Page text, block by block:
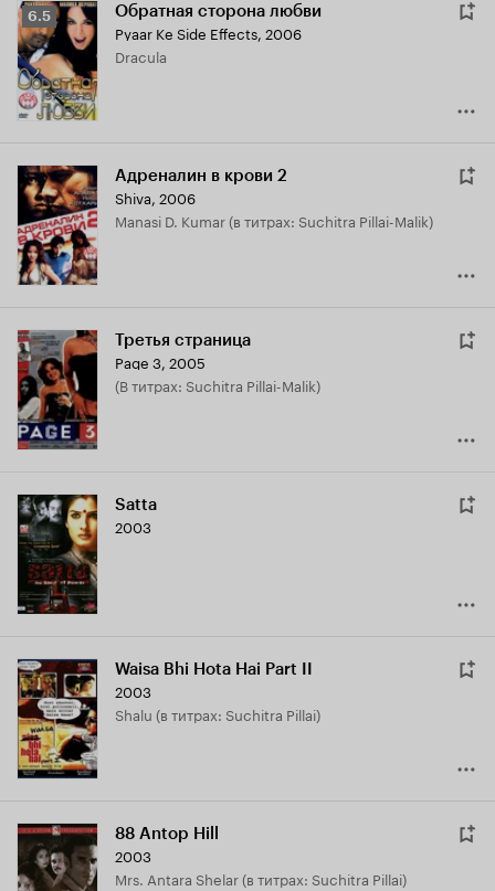
Рейтинг
Кинопоиска
6.5
6.5 Обратная сторона любви
Pyaar Ke Side Effects, 2006
Dracula
Адреналин в крови 2
Shiva, 2006
Manasi D. Kumar (в титрах: Suchitra Pillai-Malik)
Третья страница
Page 3, 2005
(в титрах: Suchitra Pillai-Malik)
Satta
2003
Waisa Bhi Hota Hai Part II
2003
Shalu (в титрах: Suchitra Pillai)
88 Antop Hill
2003
Mrs. Antara Shelar (в титрах: Suchitra Pillai)